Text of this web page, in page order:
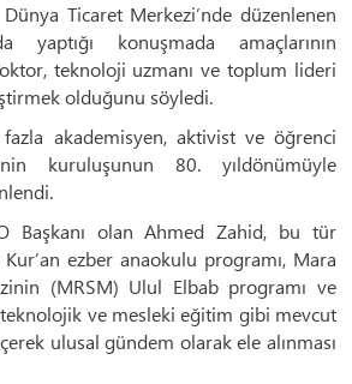
Ticaret Merkezi’nde düzenlenen
yaptığı konuşmada amaçlarının
teknoloji uzmanı ve toplum lideri
olduğunu söyledi.
akademisyen, aktivist ve öğrenci
kuruluşunun 80. yıldönümüyle
Başkanı olan Ahmed Zahid, bu tür
ezber anaokulu programı, Mara
(MRSM) Ulul Elbab programı ve
teknolojik ve mesleki eğitim gibi mevcut
ulusal gündem olarak ele alınması